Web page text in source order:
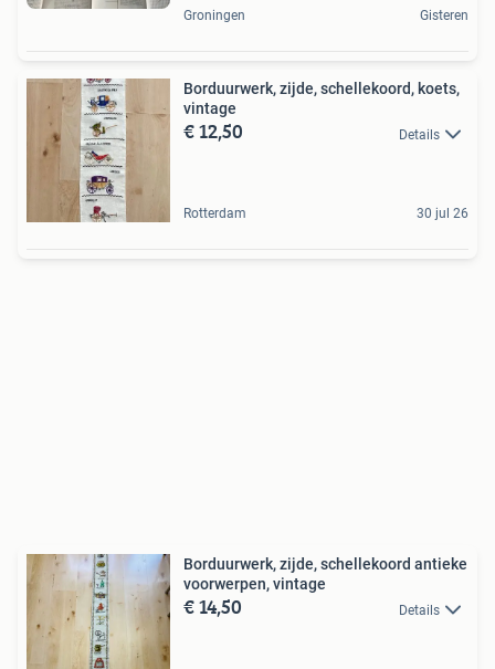
Groningen Gisteren
Borduurwerk, zijde, schellekoord, koets,
vintage
€ 12,50 Details
Rotterdam 30 jul 26
Borduurwerk, zijde, schellekoord antieke
voorwerpen, vintage
€ 14,50 Details